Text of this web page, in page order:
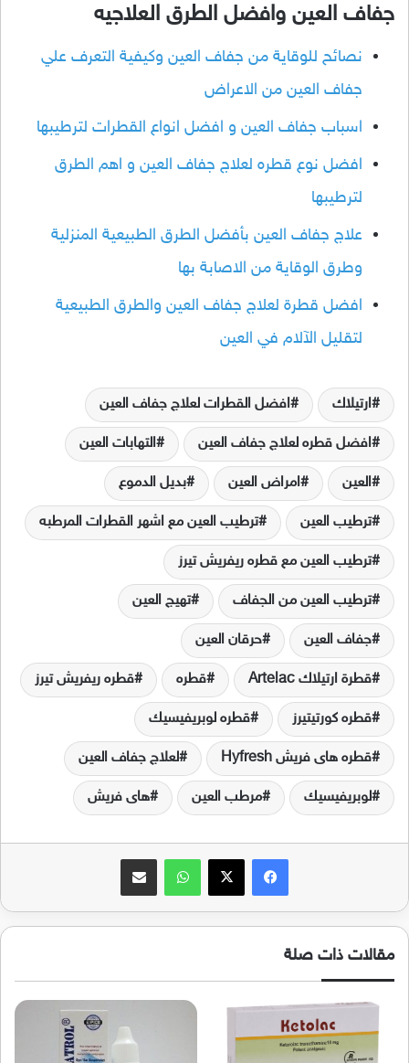
جفاف العين وافضل الطرق العلاجيه
نصائح للوقاية من جفاف العين وكيفية التعرف علي
جفاف العين من الاعراض
اسباب جفاف العين و افضل انواع القطرات لترطيبها
افضل نوع قطره لعلاج جفاف العين و اهم الطرق
لترطيبها
علاج جفاف العين بأفضل الطرق الطبيعية المنزلية
وطرق الوقاية من الاصابة بها
افضل قطرة لعلاج جفاف العين والطرق الطبيعية
لتقليل الآلام في العين
ارتيلاك افضل القطرات لعلاج جفاف العين
افضل قطره لعلاج جفاف العين التهابات العين
العين امراض العين بديل الدموع
ترطيب العين ترطيب العين مع اشهر القطرات المرطبه
ترطيب العين مع قطره ريفريش تيرز
ترطيب العين من الجفاف تهيج العين
جفاف العين حرقان العين
قطرة ارتيلاك Artelac قطره قطره ريفريش تيرز
قطره كورتيتيرز قطره لوبريفيسيك
قطره هاى فريش Hyfresh لعلاج جفاف العين
لوبريفيسيك مرطب العين هاى فريش
فيسبوك‫X واتساب مشاركة عبر البريد
مقالات ذات صلة